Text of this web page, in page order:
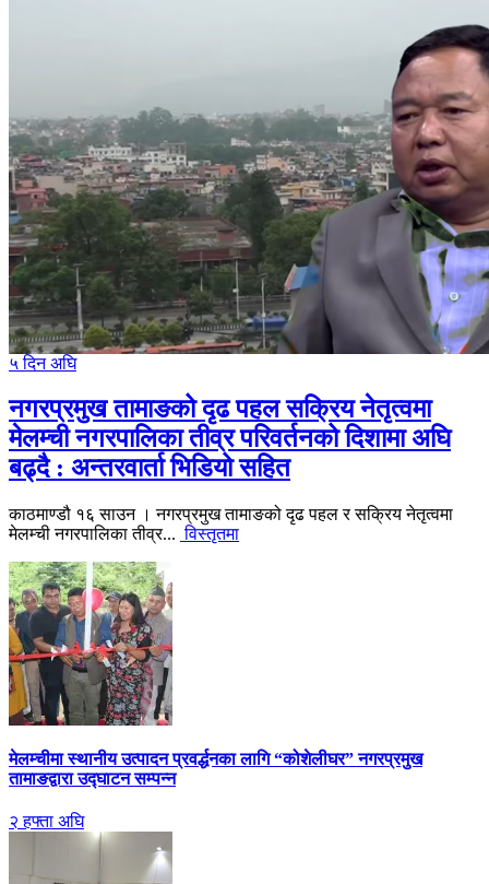
५ दिन अघि
नगरप्रमुख तामाङको दृढ पहल सक्रिय नेतृत्वमा
मेलम्ची नगरपालिका तीव्र परिवर्तनको दिशामा अघि
बढ्दै : अन्तरवार्ता भिडियो सहित
काठमाण्डौ १६ साउन । नगरप्रमुख तामाङको दृढ पहल र सक्रिय नेतृत्वमा
मेलम्ची नगरपालिका तीव्र... विस्तृतमा
मेलम्चीमा स्थानीय उत्पादन प्रवर्द्धनका लागि “कोशेलीघर” नगरप्रमुख
तामाङद्वारा उद्घाटन सम्पन्न
२ हफ्ता अघि